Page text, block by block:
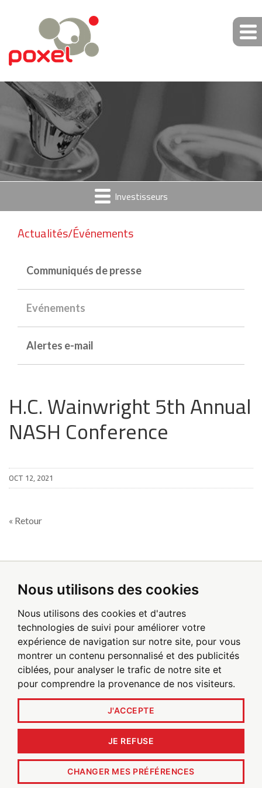
Nous utilisons des cookies
Nous utilisons des cookies et d'autres
technologies de suivi pour améliorer votre
expérience de navigation sur notre site, pour vous
montrer un contenu personnalisé et des publicités
ciblées, pour analyser le trafic de notre site et
pour comprendre la provenance de nos visiteurs.
J'ACCEPTE
JE REFUSE
CHANGER MES PRÉFÉRENCES
Investisseurs
Actualités/Événements
Communiqués de presse
Evénements
Alertes e-mail
H.C. Wainwright 5th Annual
NASH Conference
OCT 12, 2021
« Retour
Inscrivez-vous pour recevoir les alertes
par email
Soyez le premier à recevoir les actualités de Poxel
INSCRIVEZ-VOUS AUJOURD'HUI
© 2026Poxel SA. Tous droits réservés.
Politique de confidentialité
Conditions Générales D'utilisation
Avertissement
Mentions Légales Plan du site
Politique Cookies